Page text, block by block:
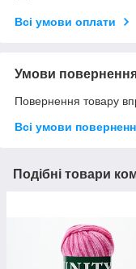
Всі умови оплати
Умови
Повернення товару
Всі умови
Подібні товари